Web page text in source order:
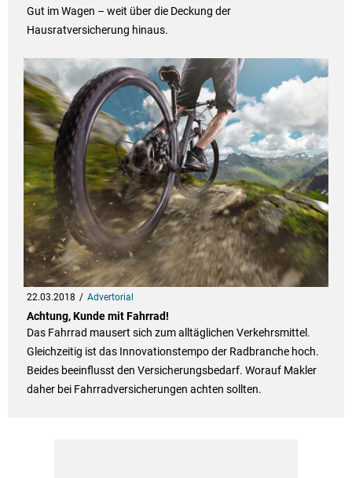
Gut im Wagen – weit über die Deckung der
Hausratversicherung hinaus.
22.03.2018 Advertorial
Achtung, Kunde mit Fahrrad!
Das Fahrrad mausert sich zum alltäglichen Verkehrsmittel.
Gleichzeitig ist das Innovationstempo der Radbranche hoch.
Beides beeinflusst den Versicherungsbedarf. Worauf Makler
daher bei Fahrradversicherungen achten sollten.